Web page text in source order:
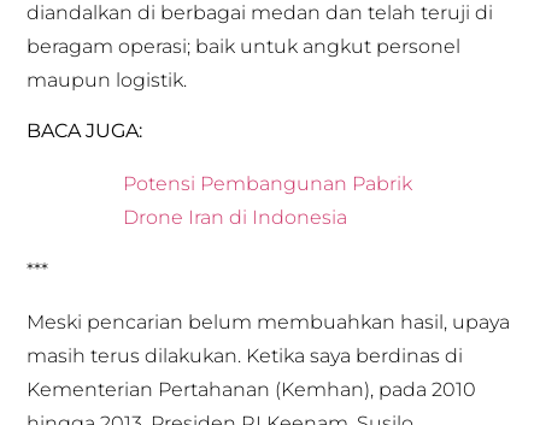
diandalkan di berbagai medan dan telah teruji di
beragam operasi; baik untuk angkut personel
maupun logistik.
BACA JUGA:
Potensi Pembangunan Pabrik
Drone Iran di Indonesia
***
Meski pencarian belum membuahkan hasil, upaya
masih terus dilakukan. Ketika saya berdinas di
Kementerian Pertahanan (Kemhan), pada 2010